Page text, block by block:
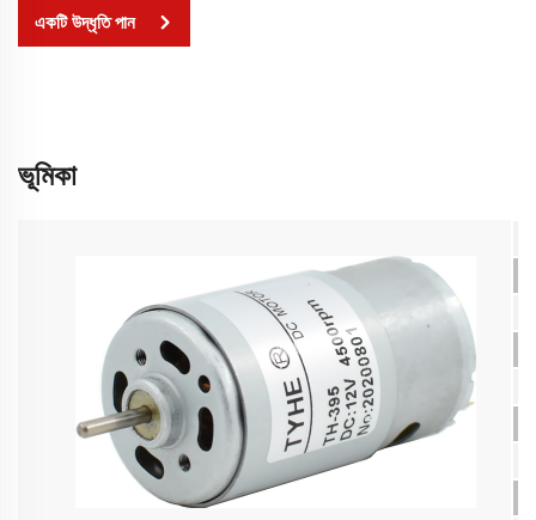
একটি উদ্ধৃতি পান
ভূমিকা